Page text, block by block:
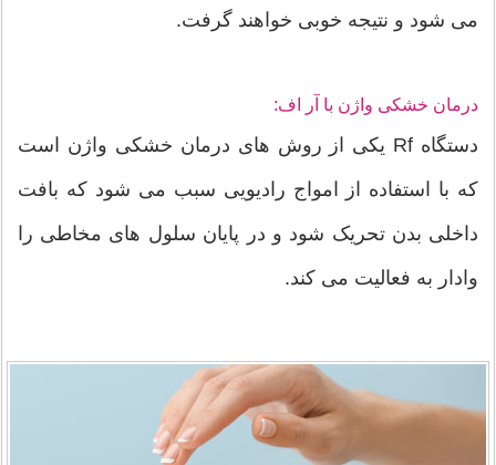
می شود و نتیجه خوبی خواهند گرفت.
درمان خشکی واژن با آر اف:
دستگاه Rf یکی از روش های درمان خشکی واژن است
که با استفاده از امواج رادیویی سبب می شود که بافت
داخلی بدن تحریک شود و در پایان سلول های مخاطی را
وادار به فعالیت می کند.